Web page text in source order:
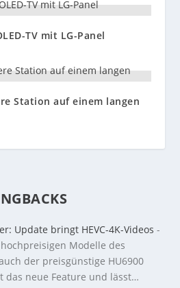
TV mit LG-Panel
Station auf einem langen
Update bringt HEVC-4K-Videos -
Modelle des
der preisgünstige HU6900
das neue Feature und lässt…